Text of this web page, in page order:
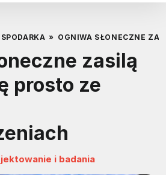
» OGNIWA SŁONECZNE
zasilą
prosto ze
i badania